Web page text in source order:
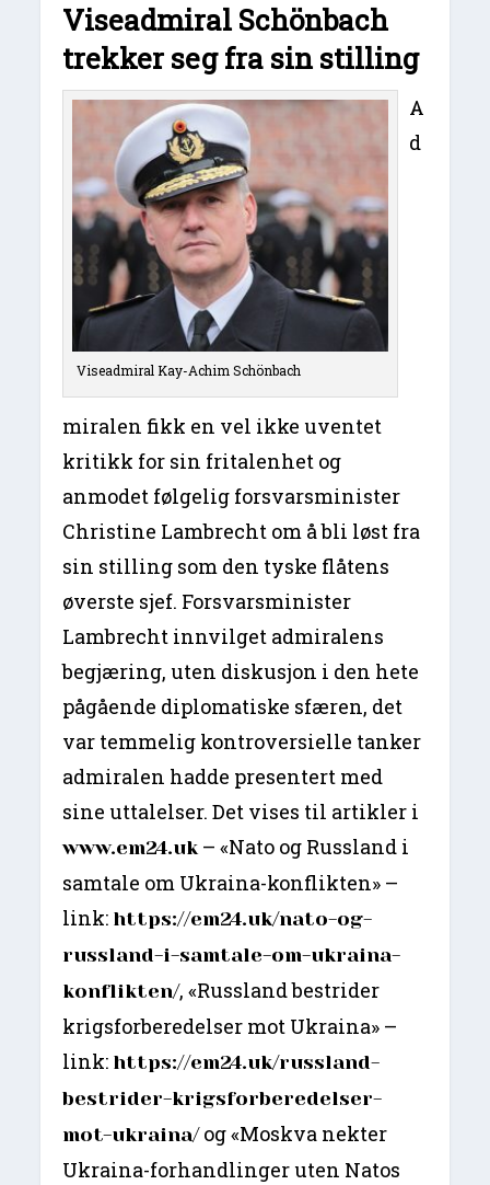
Viseadmiral Schönbach
trekker seg fra sin stilling
Viseadmiral Kay-Achim Schönbach
A
d
miralen fikk en vel ikke uventet
kritikk for sin fritalenhet og
anmodet følgelig forsvarsminister
Christine Lambrecht om å bli løst fra
sin stilling som den tyske flåtens
øverste sjef. Forsvarsminister
Lambrecht innvilget admiralens
begjæring, uten diskusjon i den hete
pågående diplomatiske sfæren, det
var temmelig kontroversielle tanker
admiralen hadde presentert med
sine uttalelser. Det vises til artikler i
www.em24.uk– «Nato og Russland i
samtale om Ukraina-konflikten» –
link: https://em24.uk/nato-og-
russland-i-samtale-om-ukraina-
konflikten/, «Russland bestrider
krigsforberedelser mot Ukraina» –
link: https://em24.uk/russland-
bestrider-krigsforberedelser-
mot-ukraina/og «Moskva nekter
Ukraina-forhandlinger uten Natos